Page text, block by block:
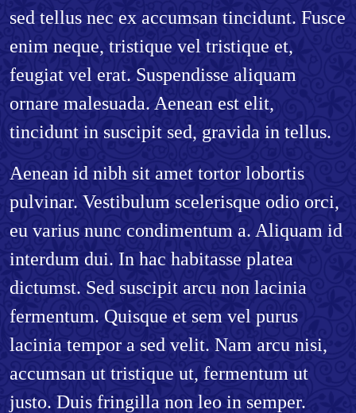
sed tellus nec ex accumsan tincidunt. Fusce
enim neque, tristique vel tristique et,
feugiat vel erat. Suspendisse aliquam
ornare malesuada. Aenean est elit,
tincidunt in suscipit sed, gravida in tellus.
Aenean id nibh sit amet tortor lobortis
pulvinar. Vestibulum scelerisque odio orci,
eu varius nunc condimentum a. Aliquam id
interdum dui. In hac habitasse platea
dictumst. Sed suscipit arcu non lacinia
fermentum. Quisque et sem vel purus
lacinia tempor a sed velit. Nam arcu nisi,
accumsan ut tristique ut, fermentum ut
justo. Duis fringilla non leo in semper.